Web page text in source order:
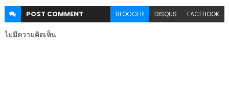
POST COMMENT BLOGGER DISQUS FACEBOOK
ไม่มีความคิดเห็น